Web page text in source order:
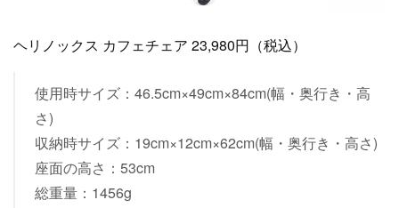
ヘリノックス カフェチェア 23,980円（税込）
使用時サイズ：46.5cm×49cm×84cm(幅・奥行き・高
さ)
収納時サイズ：19cm×12cm×62cm(幅・奥行き・高さ)
座面の高さ：53cm
総重量：1456g